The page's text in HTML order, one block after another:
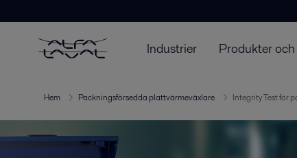
Industrier Produkter
Hem Packningsförsedda plattvärmeväxlare Integrity Test för